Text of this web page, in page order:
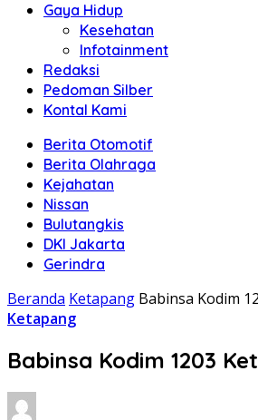
Gaya Hidup
Kesehatan
Infotainment
Redaksi
Pedoman Silber
Kontal Kami
Berita Otomotif
Berita Olahraga
Kejahatan
Nissan
Bulutangkis
DKI Jakarta
Gerindra
Beranda Ketapang Babinsa Kodim
Ketapang
Babinsa Kodim 1203